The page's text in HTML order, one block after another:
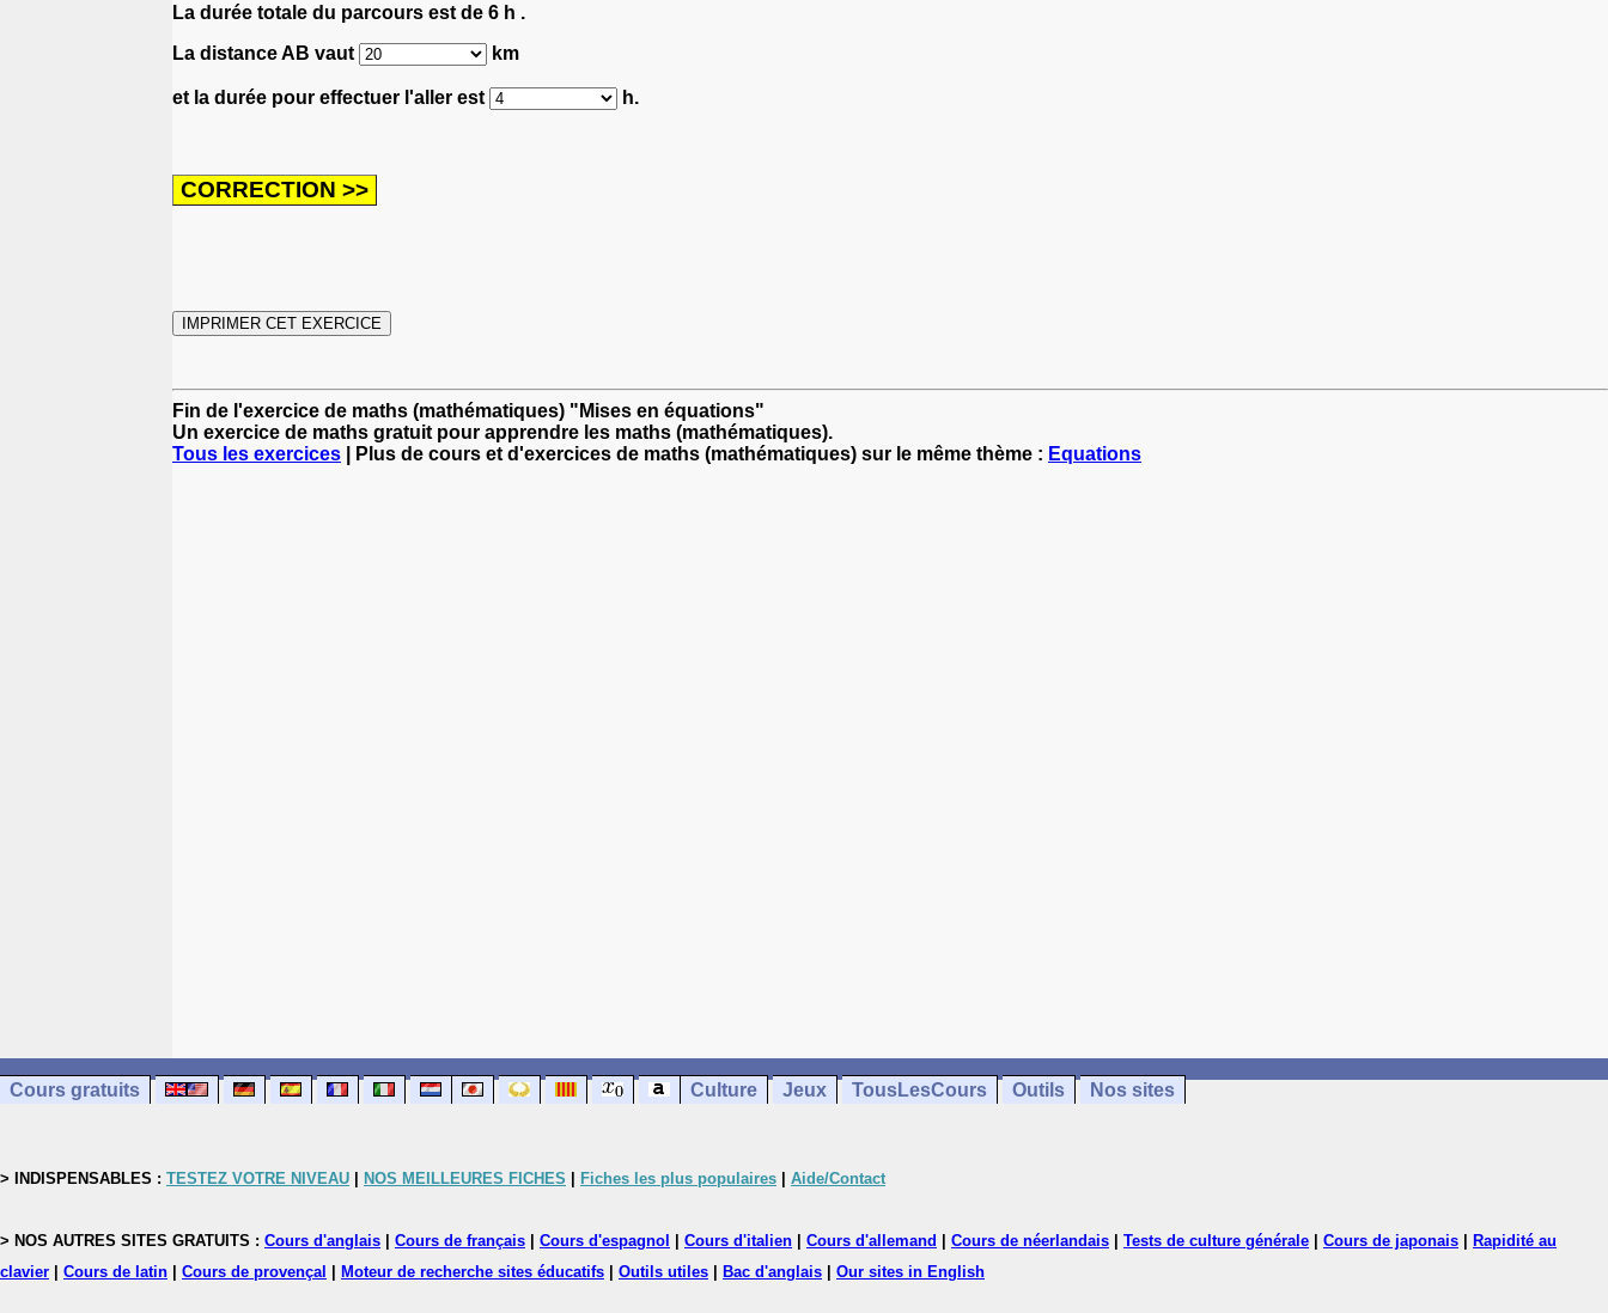
La durée totale du parcours est de 6 h .
La distance AB vaut
km
et la durée pour effectuer l'aller est h.
Fin de l'exercice de maths (mathématiques) "Mises en équations"
Un exercice de maths gratuit pour apprendre les maths (mathématiques).
Tous les exercices | Plus de cours et d'exercices de maths (mathématiques) sur le même thème : Equations
Cours gratuits Culture Jeux TousLesCours Outils Nos sites
> INDISPENSABLES : TESTEZ VOTRE NIVEAU NOS MEILLEURES FICHES Fiches les plus populaires Aide/Contact
> NOS AUTRES SITES GRATUITS : Cours d'anglais Cours de français Cours d'espagnol Cours d'italien Cours d'allemand Cours de néerlandais Tests de culture générale Cours de japonais
Rapidité au
clavier
Cours de latin Cours de provençal Moteur de recherche sites éducatifs Outils utiles Bac d'anglais Our sites in English